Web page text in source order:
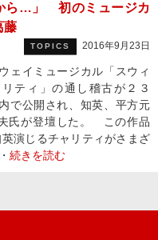
ら…」 初のミュージカ
藤
TOPICS 2016年9月23日
ェイミュージカル「スウィ
ティ」の通し稽古が２３
で公開され、知英、平方元
氏が登壇した。 この作品
演じるチャリティがさまざ
続きを読む